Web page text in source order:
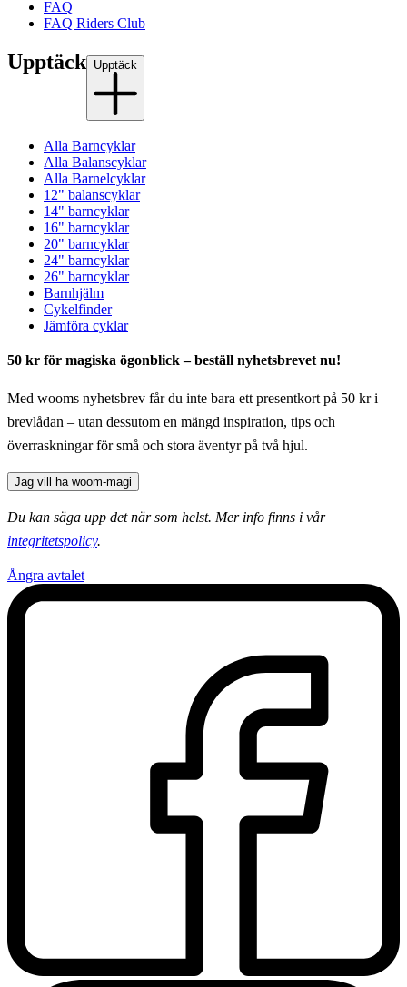
FAQ
FAQ Riders Club
Upptäck Upptäck
Alla Barncyklar
Alla Balanscyklar
Alla Barnelcyklar
12" balanscyklar
14" barncyklar
16" barncyklar
20" barncyklar
24" barncyklar
26" barncyklar
Barnhjälm
Cykelfinder
Jämföra cyklar
50 kr för magiska ögonblick – beställ nyhetsbrevet nu!
Med wooms nyhetsbrev får du inte bara ett presentkort på 50 kr i
brevlådan – utan dessutom en mängd inspiration, tips och
överraskningar för små och stora äventyr på två hjul.
Jag vill ha woom-magi
Du kan säga upp det när som helst. Mer info finns i vår
integritetspolicy.
Ångra avtalet